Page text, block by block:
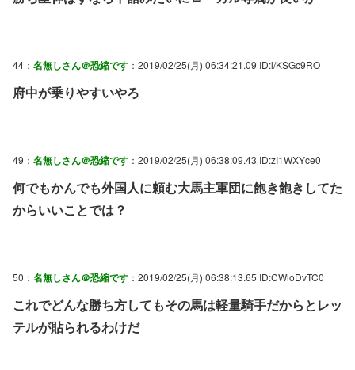
44： 名無しさん＠恐縮です ：2019/02/25(月) 06:34:21.09 ID:l/KSGc9RO
府中が乗りやすいやろ
49： 名無しさん＠恐縮です ：2019/02/25(月) 06:38:09.43 ID:zI1WXYce0
何でもかんでも外国人に頼む大馬主軍団に飽き飽きしてた
からいいことでは？
50： 名無しさん＠恐縮です ：2019/02/25(月) 06:38:13.65 ID:CWloDvTC0
これでどんな勝ち方してもその馬は軽量騎手だからとレッ
テルが貼られるわけだ